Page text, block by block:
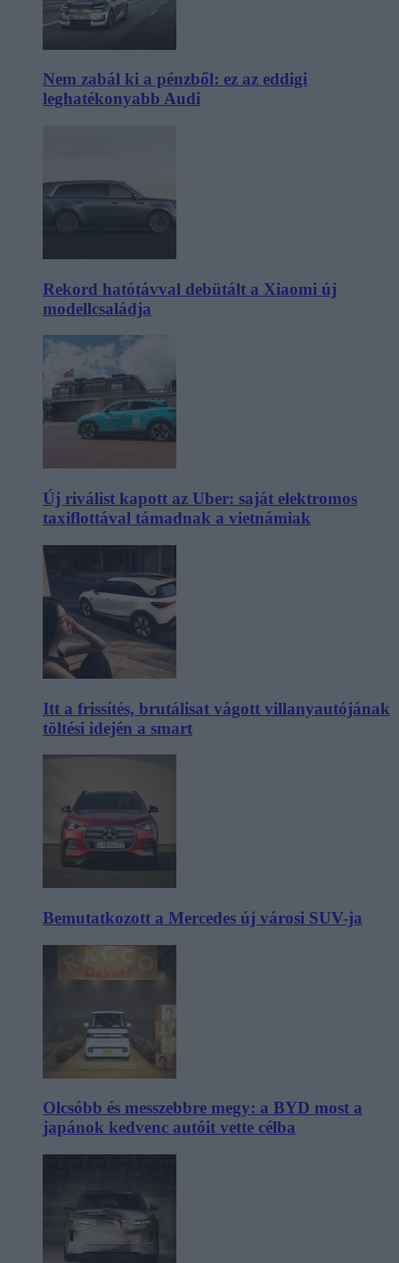
Nem zabál ki a pénzből: ez az eddigi
leghatékonyabb Audi
Rekord hatótávval debütált a Xiaomi új
modellcsaládja
Új riválist kapott az Uber: saját elektromos
taxiflottával támadnak a vietnámiak
Itt a frissítés, brutálisat vágott villanyautójának
töltési idején a smart
Bemutatkozott a Mercedes új városi SUV-ja
Olcsóbb és messzebbre megy: a BYD most a
japánok kedvenc autóit vette célba